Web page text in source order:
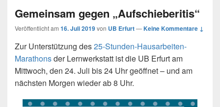
Gemeinsam gegen „Aufschieberitis“
Veröffentlicht am 16. Juli 2019von UB Erfurt—Keine Kommentare ↓
Zur Unterstützung des25-Stunden-Hausarbeiten-
Marathonsder Lernwerkstatt ist die UB Erfurt am
Mittwoch, den 24. Juli bis 24 Uhr geöffnet – und am
nächsten Morgen wieder ab 8 Uhr.